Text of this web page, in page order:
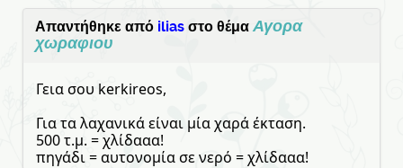
Απαντήθηκε από ilias στο θέμα Αγορα
χωραφιου
Γεια σου kerkireos,
Για τα λαχανικά είναι μία χαρά έκταση.
500 τ.μ. = χλίδααα!
πηγάδι = αυτονομία σε νερό = χλίδααα!